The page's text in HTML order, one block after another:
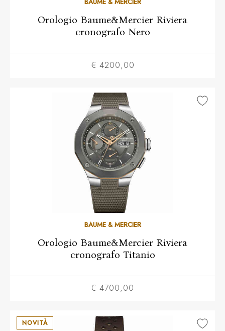
Orologio Baume&Mercier Riviera
cronografo Nero
€ 4200,00
BAUME & MERCIER
Orologio Baume&Mercier Riviera
cronografo Titanio
€ 4700,00
NOVITÀ